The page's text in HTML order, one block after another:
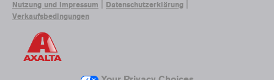
Nutzung und Impressum Datenschutzerklärung
Verkaufsbedingungen